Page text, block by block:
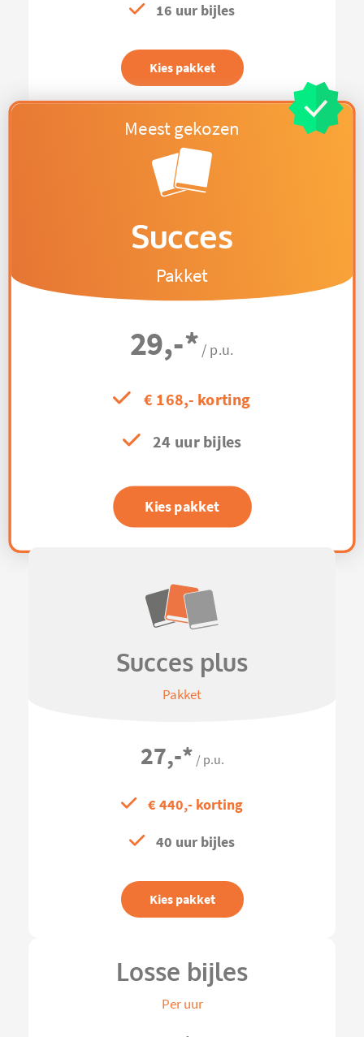
16 uur bijles
Kies pakket
Succes
Pakket
29,-* / p.u.
€ 168,- korting
24 uur bijles
Kies pakket
Succes plus
Pakket
27,-* / p.u.
€ 440,- korting
40 uur bijles
Kies pakket
Losse bijles
Per uur